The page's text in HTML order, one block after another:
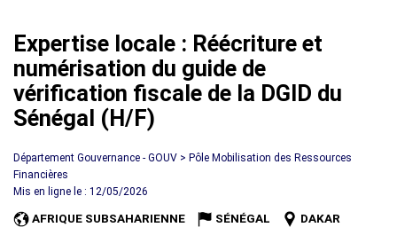
Expertise locale : Réécriture et
numérisation du guide de
vérification fiscale de la DGID du
Sénégal (H/F)
Département Gouvernance - GOUV > Pôle Mobilisation des Ressources
Financières
Mis en ligne le : 12/05/2026
AFRIQUE SUBSAHARIENNE SÉNÉGAL DAKAR